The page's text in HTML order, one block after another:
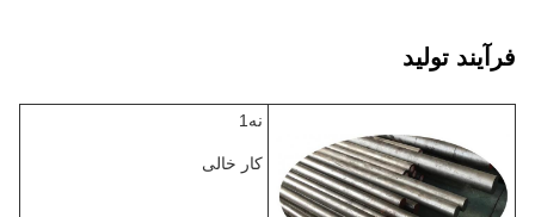
فرآیند تولید
نه1
کار خالی